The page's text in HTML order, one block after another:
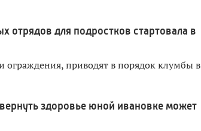
отрядов для подростков стартовала в
ограждения, приводят в порядок клумбы в
здоровье юной ивановке может